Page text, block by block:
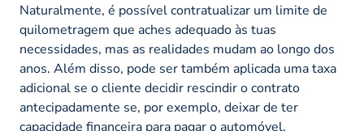
Naturalmente, é possível contratualizar um limite de
quilometragem que aches adequado às tuas
necessidades, mas as realidades mudam ao longo dos
anos. Além disso, pode ser também aplicada uma taxa
adicional se o cliente decidir rescindir o contrato
antecipadamente se, por exemplo, deixar de ter
capacidade financeira para pagar o automóvel.